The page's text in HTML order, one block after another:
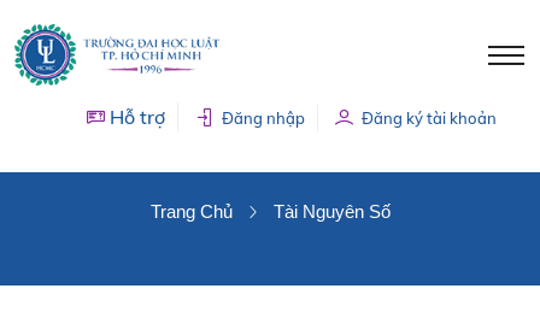
Hỗ trợ Đăng nhập Đăng ký tài khoản
Trang Chủ Tài Nguyên Số